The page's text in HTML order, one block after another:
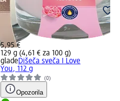
5,95 €
129 g (4,61 € za 100 g)
gladeDišeča sveča I Love
You, 112 g
(0)
Opozorila